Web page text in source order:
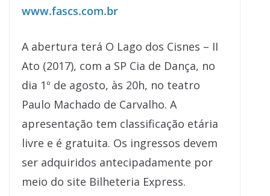
www.fascs.com.br
A abertura terá O Lago dos Cisnes – II
Ato (2017), com a SP Cia de Dança, no
dia 1º de agosto, às 20h, no teatro
Paulo Machado de Carvalho. A
apresentação tem classificação etária
livre e é gratuita. Os ingressos devem
ser adquiridos antecipadamente por
meio do site Bilheteria Express.